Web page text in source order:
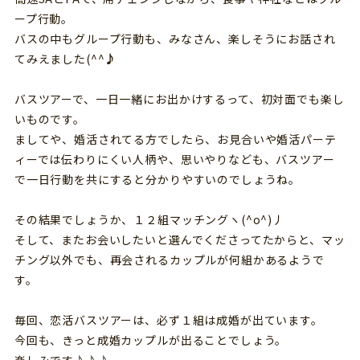
ープ行動。
バスの中もグループ行動も、みなさん、楽しそうにお話され
てみえました(^^ ♪
バスツアーで、一日一緒にお出かけするって、初対面でも楽し
いものです。
ましてや、婚活されてる方でしたら、お見合いや婚活パーテ
ィーでは伝わりにくい人柄や、思いやりなども、バスツアー
で一日行動を共にすると分かりやすいのでしょうね。
その結果でしょうか、１２組マッチングヽ(^o^)丿
そして、またお会いしたいと選んでくださってたからと、マッ
チング以外でも、再会されるカップルが何組かあるようで
す。
毎回、恋活バスツアーは、必ず１組は成婚が出ています。
今回も、きっと成婚カップルが出ることでしょう。